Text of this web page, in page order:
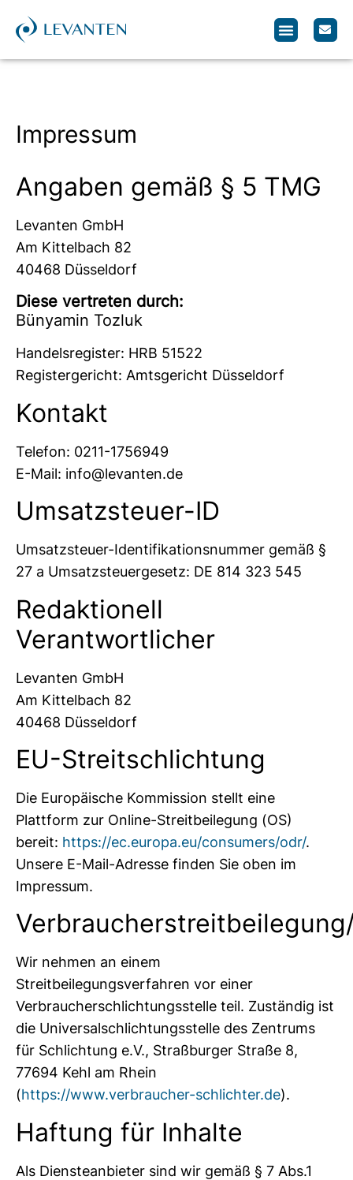
Impressum
Angaben gemäß § 5 TMG
Levanten GmbH
Am Kittelbach 82
40468 Düsseldorf
Diese vertreten durch:
Bünyamin Tozluk
Handelsregister: HRB 51522
Registergericht: Amtsgericht Düsseldorf
Kontakt
Telefon: 0211-1756949
E-Mail: info@levanten.de
Umsatzsteuer-ID
Umsatzsteuer-Identifikationsnummer gemäß §
27 a Umsatzsteuergesetz: DE 814 323 545
Redaktionell
Verantwortlicher
Levanten GmbH
Am Kittelbach 82
40468 Düsseldorf
EU-Streitschlichtung
Die Europäische Kommission stellt eine
Plattform zur Online-Streitbeilegung (OS)
bereit: https://ec.europa.eu/consumers/odr/.
Unsere E-Mail-Adresse finden Sie oben im
Impressum.
Wir nehmen an einem
Streitbeilegungsverfahren vor einer
Verbraucherschlichtungsstelle teil. Zuständig ist
die Universalschlichtungsstelle des Zentrums
für Schlichtung e.V., Straßburger Straße 8,
77694 Kehl am Rhein
(https://www.verbraucher-schlichter.de).
Haftung für Inhalte
Als Diensteanbieter sind wir gemäß § 7 Abs.1